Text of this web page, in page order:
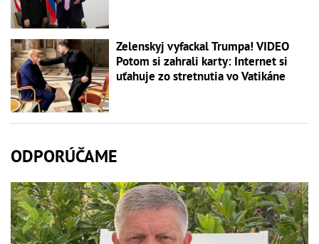
Zelenskyj vyfackal Trumpa! VIDEO
Potom si zahrali karty: Internet si
uťahuje zo stretnutia vo Vatikáne
ODPORÚČAME